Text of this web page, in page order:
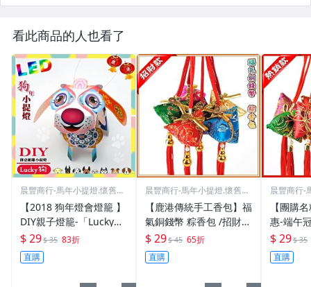
看此商品的人也看了
晨豐商行-馬年小提燈.懷舊童
【2018 狗年燈會燈籠 】
DIY親子燈籠-「Lucky
狗」 LED 狗年小提燈/紙
燈籠.彩繪燈籠.燈籠
$ 29$ 35 83折
直購
晨豐商行-馬年小提燈.懷舊童
【鹿港傳統手工香包】福
氣銅錢幣 粽香包 /招財包
粽 (歡迎學校.公司團購.
另有優惠)
$ 29$ 45 65折
直購
晨豐商行-
【團購
惠-端午
端午名
團購第
色
$ 29$ 35
直購